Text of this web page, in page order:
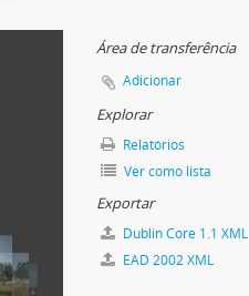
Área de transferência
Adicionar
Explorar
Relatórios
Ver como lista
Exportar
Dublin Core 1.1 XML
EAD 2002 XML